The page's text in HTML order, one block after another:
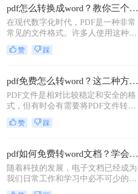
pdf怎么转换成word？教你三个简单高效的方法！
在现代数字化时代，PDF是一种非常
常见的文件格式。许多人使用这种格
式来共享文件和文档，因为它可以跨
多个操作系统进行访问，并且不易被
需要将PDF转换成Word文档以便进行
进一步编辑或修改。那么pdf怎么转换
成word呢？在本文中，我们将详细介
绍使用不同方法将PDF文件转换为可
编辑的Word文档的步骤和技巧。
赞 踩
pdf免费怎么转word？这二种方法简单易学，你一定要知道！
PDF文件是相对比较稳定和安全的格
式，但有时会有需要将PDF文件转成
Word文件。这在工作和学习等方面都
有用处。但是，很多人发现 PDF 转
就让人感到有些不舒服。 如果你想知
道pdf免费怎么转word，本文为你提供
非常详细的方法，让你轻松完成这一
操作。
赞 踩
pdf如何免费转word文档？学会这二个方法，一分钟就可轻松解决！
随着科技的发展，电子文档已经成为
我们日常工作和学习中必不可少的一
部分。在我们的工作和学习过程中，